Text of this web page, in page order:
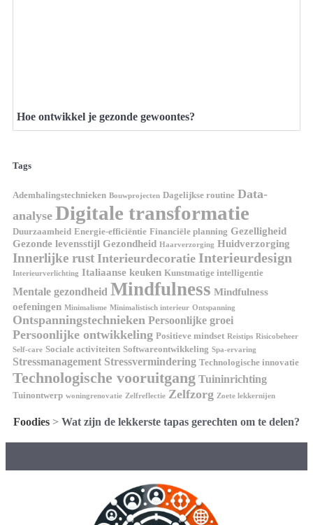
Hoe ontwikkel je gezonde gewoontes?
Tags
Ademhalingstechnieken Bouwprojecten Dagelijkse routine Data-
analyse Digitale transformatie
Duurzaamheid Energie-efficiëntie Financiële planning Gezelligheid
Gezonde levensstijl Gezondheid Haarverzorging Huidverzorging
Innerlijke rust Interieurdecoratie Interieurdesign
Interieurverlichting Italiaanse keuken Kunstmatige intelligentie
Mentale gezondheid Mindfulness Mindfulness
oefeningen Minimalisme Minimalistisch interieur Ontspanning
Ontspanningstechnieken Persoonlijke groei
Persoonlijke ontwikkeling Positieve mindset Reistips Risicobeheer
Self-care Sociale activiteiten Softwareontwikkeling Spa-ervaring
Stressmanagement Stressvermindering Technologische innovatie
Technologische vooruitgang Tuininrichting
Tuinontwerp woningrenovatie Zelfreflectie Zelfzorg Zoete lekkernijen
Foodies > Wat zijn de lekkerste tapas gerechten om te delen?